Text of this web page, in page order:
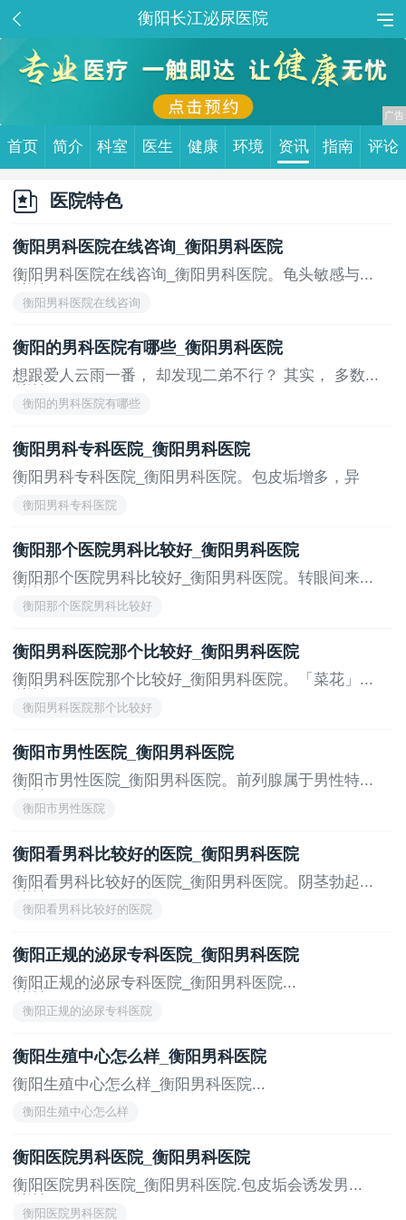
衡阳长江泌尿医院
首页 简介 科室 医生 健康 环境 资讯 指南 评论
医院特色
衡阳男科医院在线咨询_衡阳男科医院
衡阳男科医院在线咨询_衡阳男科医院。龟头敏感与...
衡阳男科医院在线咨询
衡阳的男科医院有哪些_衡阳男科医院
想跟爱人云雨一番， 却发现二弟不行？ 其实， 多数...
衡阳的男科医院有哪些
衡阳男科专科医院_衡阳男科医院
衡阳男科专科医院_衡阳男科医院。包皮垢增多，异
[详情]
衡阳男科专科医院
衡阳那个医院男科比较好_衡阳男科医院
衡阳那个医院男科比较好_衡阳男科医院。转眼间来...
衡阳那个医院男科比较好
衡阳男科医院那个比较好_衡阳男科医院
衡阳男科医院那个比较好_衡阳男科医院。「菜花」...
衡阳男科医院那个比较好
衡阳市男性医院_衡阳男科医院
衡阳市男性医院_衡阳男科医院。前列腺属于男性特...
衡阳市男性医院
衡阳看男科比较好的医院_衡阳男科医院
衡阳看男科比较好的医院_衡阳男科医院。阴茎勃起...
衡阳看男科比较好的医院
衡阳正规的泌尿专科医院_衡阳男科医院
衡阳正规的泌尿专科医院_衡阳男科医院...
衡阳正规的泌尿专科医院
衡阳生殖中心怎么样_衡阳男科医院
衡阳生殖中心怎么样_衡阳男科医院...
衡阳生殖中心怎么样
衡阳医院男科医院_衡阳男科医院
衡阳医院男科医院_衡阳男科医院.包皮垢会诱发男...
衡阳医院男科医院